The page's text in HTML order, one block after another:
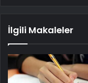
İlgili Makaleler